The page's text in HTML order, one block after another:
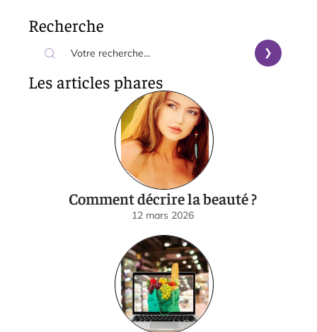
Recherche
Les articles phares
Comment décrire la beauté ?
12 mars 2026